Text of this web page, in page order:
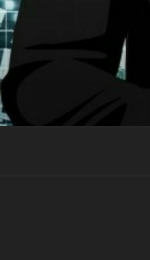
Aller
au
contenu
principal